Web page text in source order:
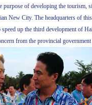
of developing the tourism,
New City. The headquarters of
up the third development of
from the provincial